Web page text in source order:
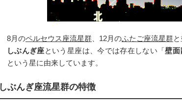
8月のペルセウス座流星群 、12月のふたご座流星群
しぶんぎ座という星座は、今では存在しない「壁面
という星に由来しています。
しぶんぎ座流星群の特徴